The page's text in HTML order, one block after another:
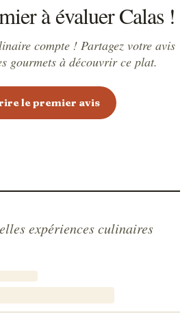
à évaluer Calas !
compte ! Partagez votre avis
gourmets à découvrir ce plat.
le premier avis
expériences culinaires